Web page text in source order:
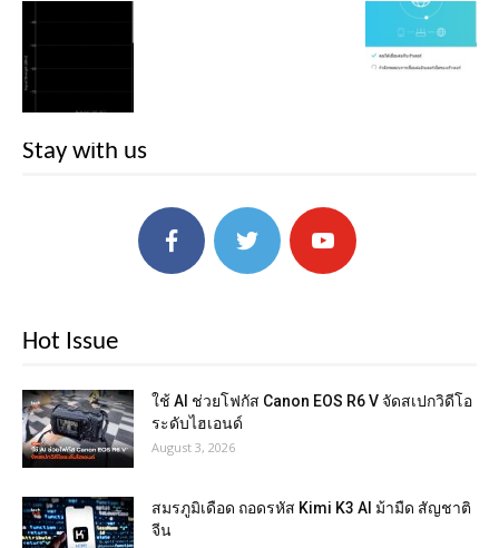
Stay with us
Hot Issue
ใช้ AI ช่วยโฟกัส Canon EOS R6 V จัดสเปกวิดีโอ
ระดับไฮเอนด์
August 3, 2026
สมรภูมิเดือด ถอดรหัส Kimi K3 AI ม้ามืด สัญชาติ
จีน